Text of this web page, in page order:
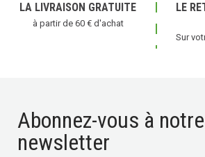
LA LIVRAISON GRATUITE
à partir de 60 € d'achat
LE
Sur
Abonnez-vous à notre
newsletter